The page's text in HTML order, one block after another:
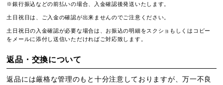
※銀行振込などの前払いの場合、入金確認後発送いたします。
土日祝日は、ご入金の確認が出来ませんのでご注意ください。
土日祝日の入金確認が必要な場合は、お振込の明細をスクショもしくはコピー
をメールに添付し送信いただければご対応致します。
返品・交換について
返品には厳格な管理のもと十分注意しておりますが、万一不良